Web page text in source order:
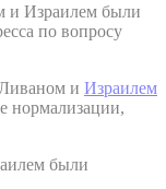
и Израилем были
по вопросу
и Израилем
нормализации,
были